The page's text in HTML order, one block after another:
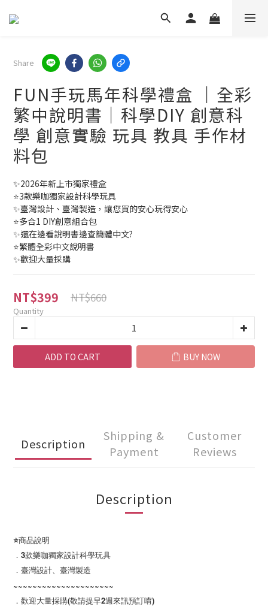
Share
FUN手玩馬年科學禮盒 ｜全彩
繁中說明書｜科學DIY 創意科
學 創意實驗 玩具 教具 手作材
料包
✨2026年新上市獨家禮盒
⭐3款樂咖獨家設計科學玩具
✨臺灣設計、臺灣製造，讓您買的安心玩得安心
⭐多合1 DIY創意組合包
✨還在邊看說明書邊查簡體中文?
⭐繁體全彩中文說明書
✨歡迎大量採購
NT$399 NT$660
Quantity
ADD TO CART BUY NOW
Description
Shipping &
Payment
Customer
Reviews
Description
⭐商品說明
．3款樂咖獨家設計科學玩具
．臺灣設計、臺灣製造
~~~~~~~~~~~~~~~~~~~~~
．歡迎大量採購(敬請提早2週來訊預訂唷)